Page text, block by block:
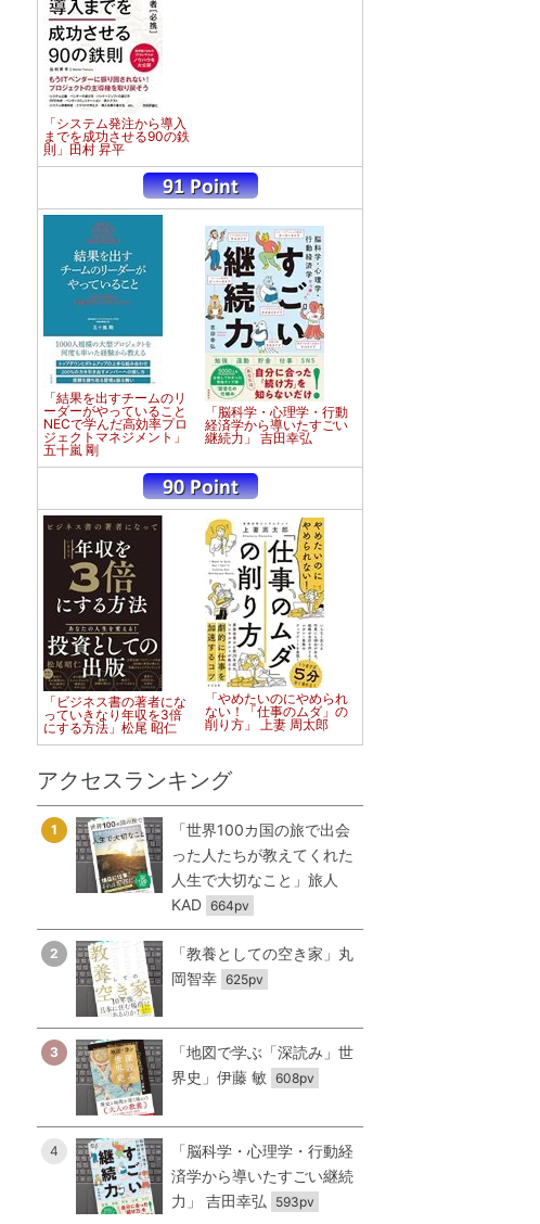
「システム発注から導入
までを成功させる90の鉄
則」田村 昇平
「結果を出すチームのリ
ーダーがやっていること
NECで学んだ高効率プロ
ジェクトマネジメント」
五十嵐 剛
「脳科学・心理学・行動
経済学から導いたすごい
継続力」 吉田幸弘
「ビジネス書の著者にな
っていきなり年収を3倍
にする方法」松尾 昭仁
「やめたいのにやめられ
ない！「仕事のムダ」の
削り方」 上妻 周太郎
アクセスランキング
1
「世界100カ国の旅で出会
った人たちが教えてくれた
人生で大切なこと」旅人
KAD 664pv
2
「教養としての空き家」丸
岡智幸 625pv
3
「地図で学ぶ「深読み」世
界史」伊藤 敏 608pv
4
「脳科学・心理学・行動経
済学から導いたすごい継続
力」 吉田幸弘
593pv